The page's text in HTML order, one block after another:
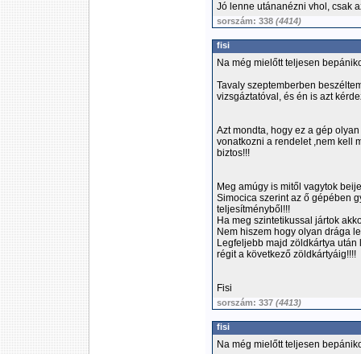
Jó lenne utánanézni vhol, csak
sorszám: 338 (4414)
fisi
Na még mielőtt teljesen
Tavaly szeptemberben
vizsgáztatóval, és én is azt
Azt mondta, hogy ez a gép
vonatkozni a rendelet ,nem kell
biztos!!!
Meg amúgy is mitől vagytok
Simocica szerint az ő gépében
teljesítményből!!!
Ha meg szintetikussal jártok
Nem hiszem hogy olyan drága
Legfeljebb majd zöldkártya
régit a következő zöldkártyáig!!!!
Fisi
sorszám: 337 (4413)
fisi
Na még mielőtt teljesen